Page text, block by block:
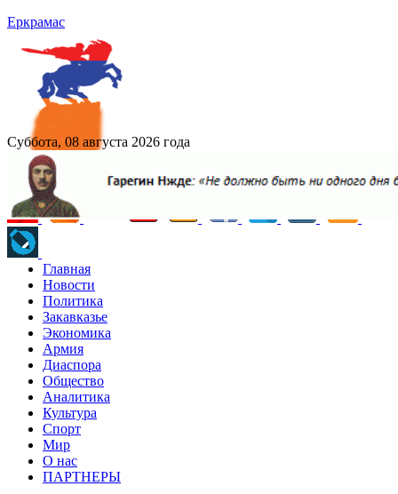
Еркрамас
Суббота, 08 августа 2026 года
Главная
Новости
Политика
Закавказье
Экономика
Армия
Диаспора
Общество
Аналитика
Культура
Спорт
Мир
О нас
ПАРТНЕРЫ